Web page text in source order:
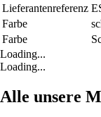
Lieferantenreferenz
Farbe
Farbe
Loading...
Loading...
Alle unsere